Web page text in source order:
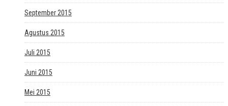
September 2015
Agustus 2015
Juli 2015
Juni 2015
Mei 2015